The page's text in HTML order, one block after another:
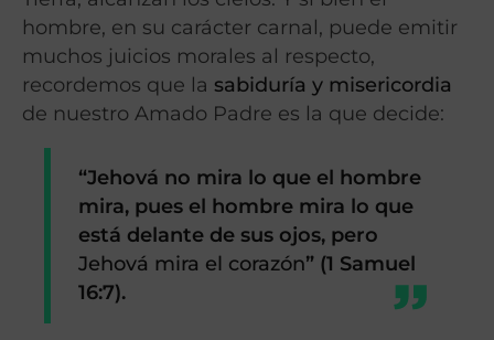
hombre, en su carácter carnal, puede emitir
muchos juicios morales al respecto,
recordemos que la sabiduría y misericordia
de nuestro Amado Padre es la que decide:
“Jehová no mira lo que el hombre
mira, pues el hombre mira lo que
está delante de sus ojos, pero
Jehová mira el corazón” (1 Samuel
16:7).